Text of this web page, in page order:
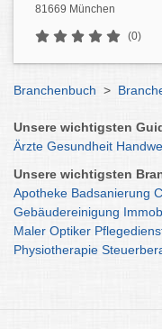
81669 München
(0)
Branchenbuch >
Unsere wichtigsten
Ärzte Gesundheit
Unsere wichtigsten
Apotheke Badsanierung
Gebäudereinigung
Maler Optiker
Physiotherapie